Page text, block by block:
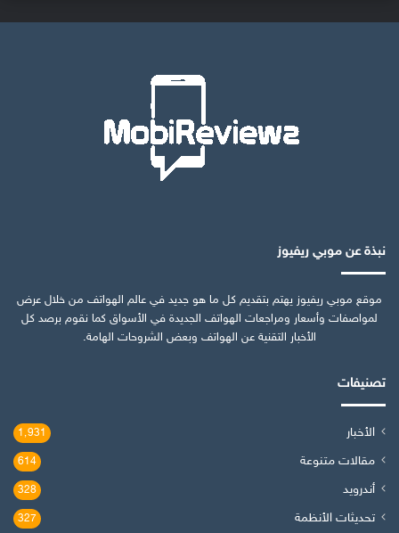
نبذة عن موبي ريفيوز
موقع موبي ريفيوز يهتم بتقديم كل ما هو جديد في عالم الهواتف من خلال عرض
لمواصفات وأسعار ومراجعات الهواتف الجديدة في الأسواق كما نقوم برصد كل
الأخبار التقنية عن الهواتف وبعض الشروحات الهامة.
تصنيفات
الأخبار 1٬931
مقالات متنوعة 614
أندرويد 328
تحديثات الأنظمة 327